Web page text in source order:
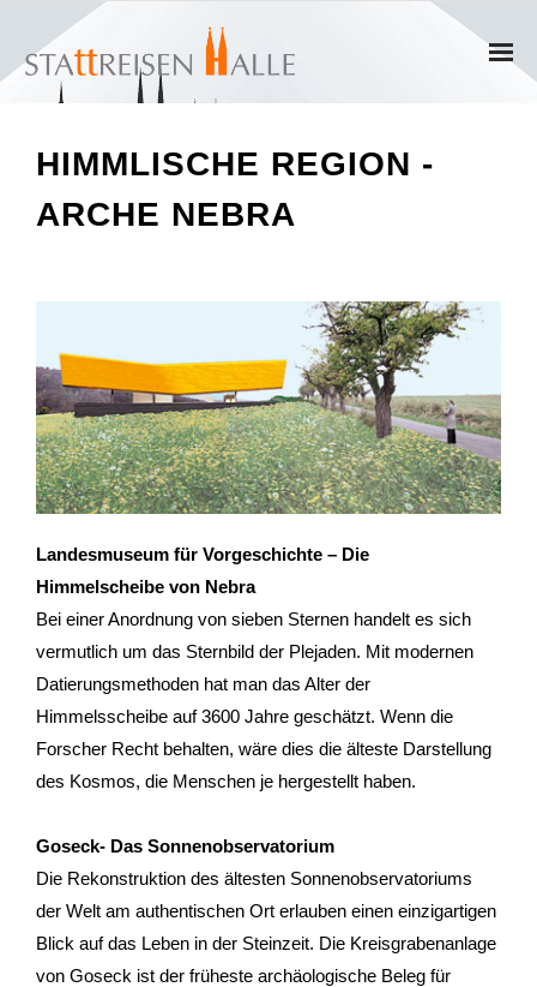
- Private Gruppen
- Firmengruppen
- Kinder und Jugendliche
Führungen & Rundgänge
- Stadtrundfahrten
- Stadtrundgänge
- Kinder & Schulklassen
- Ausflüge & Touren
- Stadtspiele-Outdoor Games
HIMMLISCHE REGION -
ARCHE NEBRA
Landesmuseum für Vorgeschichte – Die
Himmelscheibe von Nebra
Bei einer Anordnung von sieben Sternen handelt es sich
vermutlich um das Sternbild der Plejaden. Mit modernen
Datierungsmethoden hat man das Alter der
Himmelsscheibe auf 3600 Jahre geschätzt. Wenn die
Forscher Recht behalten, wäre dies die älteste Darstellung
des Kosmos, die Menschen je hergestellt haben.
Goseck- Das Sonnenobservatorium
Die Rekonstruktion des ältesten Sonnenobservatoriums
der Welt am authentischen Ort erlauben einen einzigartigen
Blick auf das Leben in der Steinzeit. Die Kreisgrabenanlage
von Goseck ist der früheste archäologische Beleg für